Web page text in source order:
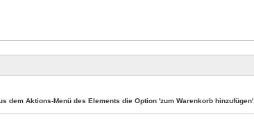
Aktions-Menü des Elements die Option 'zum Warenkorb hinzufügen'.